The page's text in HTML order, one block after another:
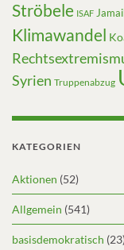
Ströbele ISAF
Klimawandel
Syrien Truppenabzug
KATEGORIEN
Aktionen (52)
Allgemein (541)
basisdemokratisch